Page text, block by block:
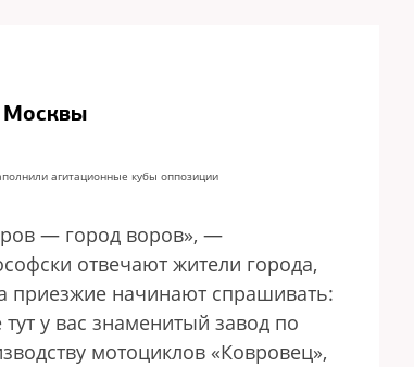
Москвы
агитационные кубы оппозиции
— город воров», —
отвечают жители города,
приезжие начинают спрашивать:
тут у вас знаменитый завод по
мотоциклов «Ковровец»,